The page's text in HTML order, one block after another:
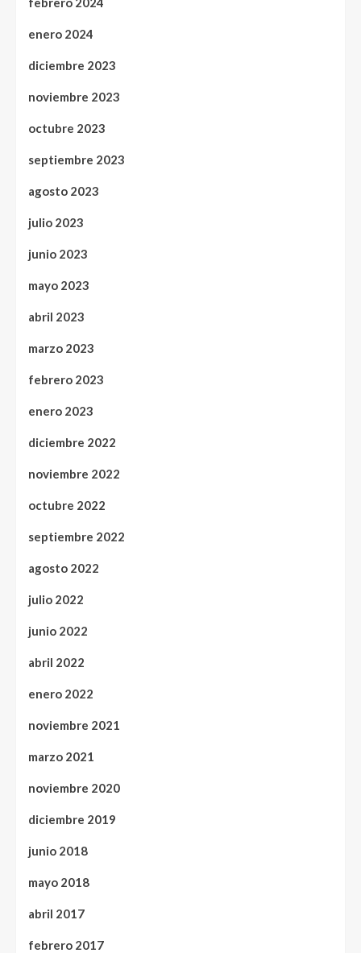
enero 2024
diciembre 2023
noviembre 2023
octubre 2023
septiembre 2023
agosto 2023
julio 2023
junio 2023
mayo 2023
abril 2023
marzo 2023
febrero 2023
enero 2023
diciembre 2022
noviembre 2022
octubre 2022
septiembre 2022
agosto 2022
julio 2022
junio 2022
abril 2022
enero 2022
noviembre 2021
marzo 2021
noviembre 2020
diciembre 2019
junio 2018
mayo 2018
abril 2017
febrero 2017